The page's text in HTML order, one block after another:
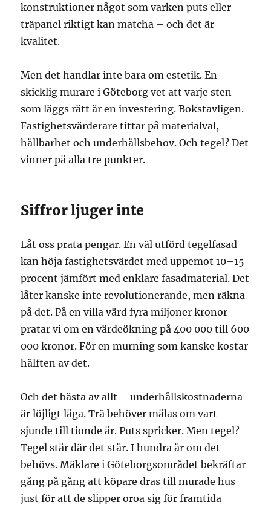
konstruktioner något som varken puts eller
träpanel riktigt kan matcha – och det är
kvalitet.
Men det handlar inte bara om estetik. En
skicklig murare i Göteborg vet att varje sten
som läggs rätt är en investering. Bokstavligen.
Fastighetsvärderare tittar på materialval,
hållbarhet och underhållsbehov. Och tegel? Det
vinner på alla tre punkter.
Siffror ljuger inte
Låt oss prata pengar. En väl utförd tegelfasad
kan höja fastighetsvärdet med uppemot 10–15
procent jämfört med enklare fasadmaterial. Det
låter kanske inte revolutionerande, men räkna
på det. På en villa värd fyra miljoner kronor
pratar vi om en värdeökning på 400 000 till 600
000 kronor. För en murning som kanske kostar
hälften av det.
Och det bästa av allt – underhållskostnaderna
är löjligt låga. Trä behöver målas om vart
sjunde till tionde år. Puts spricker. Men tegel?
Tegel står där det står. I hundra år om det
behövs. Mäklare i Göteborgsområdet bekräftar
gång på gång att köpare dras till murade hus
just för att de slipper oroa sig för framtida